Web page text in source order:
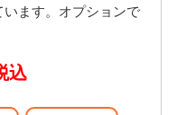
ます。オプションで
込